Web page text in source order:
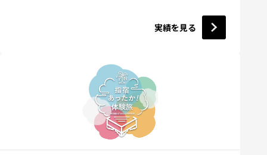
実績を見る